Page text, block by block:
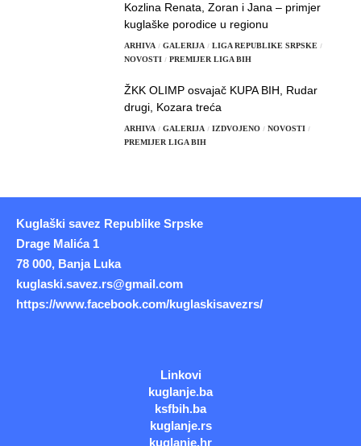
Kozlina Renata, Zoran i Jana – primjer
kuglaške porodice u regionu
ARHIVA GALERIJA
LIGA REPUBLIKE SRPSKE
NOVOSTI
PREMIJER LIGA BIH
ŽKK OLIMP osvajač KUPA BIH, Rudar
drugi, Kozara treća
ARHIVA GALERIJA IZDVOJENO
NOVOSTI
PREMIJER LIGA BIH
Kuglaški savez Republike Srpske
Drage Malića 1
78 000, Banja Luka
kuglaski.savez.rs@gmail.com
https://www.facebook.com/kuglaskisavezrs/
Linkovi
kuglanje.ba
ksfbih.ba
kuglanje.rs
kuglanje.hr